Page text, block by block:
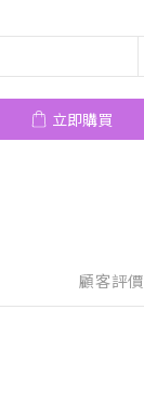
立即購買
顧客評價